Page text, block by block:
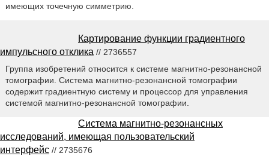
имеющих точечную симметрию.
Картирование функции градиентного
импульсного отклика // 2736557
Группа изобретений относится к системе магнитно-резонансной
томографии. Система магнитно-резонансной томографии
содержит градиентную систему и процессор для управления
системой магнитно-резонансной томографии.
Система магнитно-резонансных
исследований, имеющая пользовательский
интерфейс // 2735676